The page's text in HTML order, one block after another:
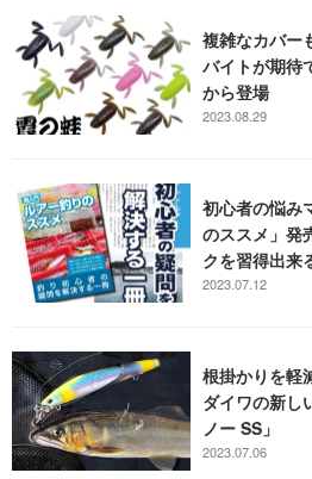
複雑なカバー
バイトが期待
から登場
2023.08.29
初心者の悩み
のススメ」発
クを習得出来
2023.07.12
根掛かりを軽
ダイワの新し
ノー SS」
2023.07.06